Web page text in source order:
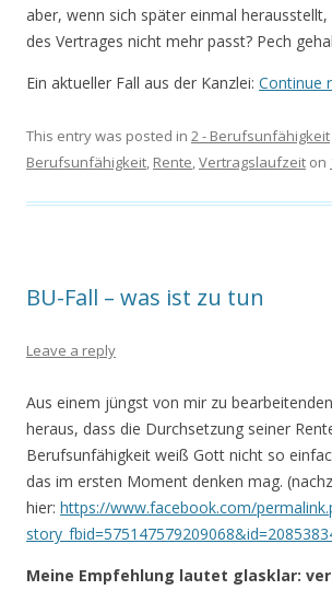
aber, wenn sich später einmal
des Vertrages nicht mehr passt? Pech
Ein aktueller Fall aus der Kanzlei: Continue
This entry was posted in 2 - Berufsunfähigkeit
Berufsunfähigkeit, Rente,Vertragslaufzeit on
BU-Fall – was ist zu tun
Leave a reply
Aus einem jüngst von mir zu
heraus, dass die Durchsetzung seiner
Berufsunfähigkeit weiß Gott nicht so
das im ersten Moment denken mag.
hier: https://www.facebook.com/
Meine Empfehlung lautet glasklar: